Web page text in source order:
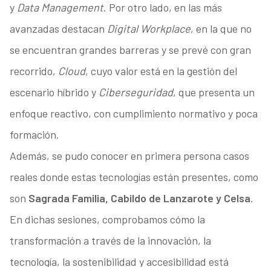
y Data Management. Por otro lado, en las más
avanzadas destacan Digital Workplace, en la que no
se encuentran grandes barreras y se prevé con gran
recorrido, Cloud, cuyo valor está en la gestión del
escenario híbrido y Ciberseguridad, que presenta un
enfoque reactivo, con cumplimiento normativo y poca
formación.
Además, se pudo conocer en primera persona casos
reales donde estas tecnologías están presentes, como
son Sagrada Familia, Cabildo de Lanzarote y Celsa.
En dichas sesiones, comprobamos cómo la
transformación a través de la innovación, la
tecnología, la sostenibilidad y accesibilidad está